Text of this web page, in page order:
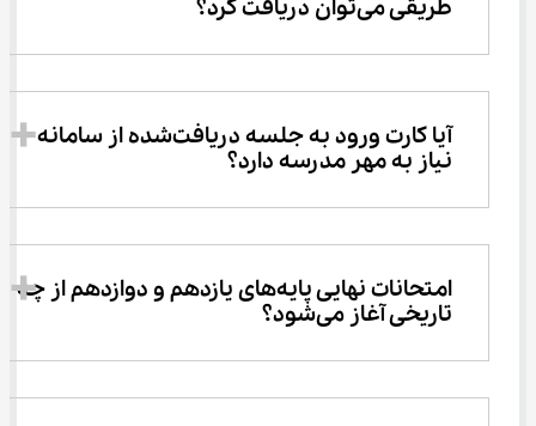
طریقی می‌توان دریافت کرد؟
آیا کارت ورود به جلسه دریافت‌شده از سامانه
نیاز به مهر مدرسه دارد؟
امتحانات نهایی پایه‌های یازدهم و دوازدهم از چه
تاریخی آغاز می‌شود؟